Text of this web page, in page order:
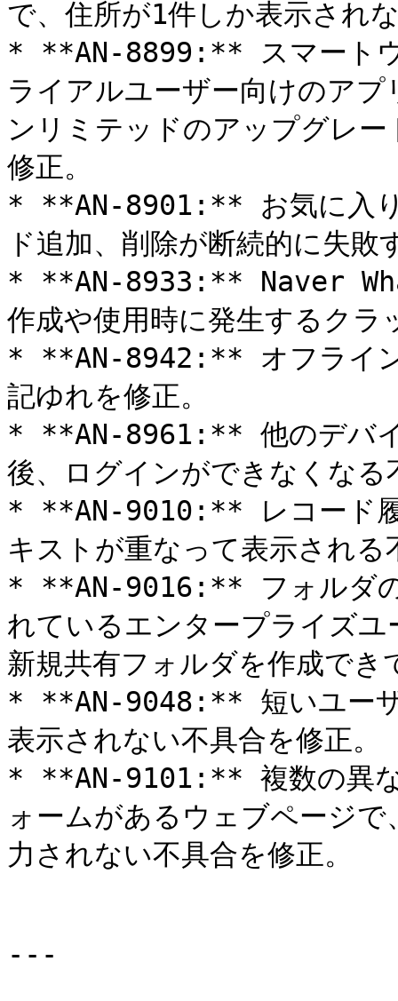
で、住所が1件しか表示され
* **AN-8899:** スマートウ
ライアルユーザー向けのア
ンリミテッドのアップグレ
修正。
* **AN-8901:** お気に入り
ド追加、削除が断続的に失敗
* **AN-8933:** Naver
作成や使用時に発生するクラ
* **AN-8942:** オフライン
記ゆれを修正。
* **AN-8961:** 他のデバイ
後、ログインができなくなる
* **AN-9010:** レコード履
キストが重なって表示される
* **AN-9016:** フォルダの
れているエンタープライズ
新規共有フォルダを作成でき
* **AN-9048:** 短いユーザ
表示されない不具合を修正。
* **AN-9101:** 複数の異な
ォームがあるウェブページ
力されない不具合を修正。
---